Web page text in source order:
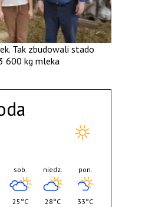
Tak zbudowali stado
600 kg mleka
sob.
25°C
niedz.
28°C
pon.
33°C